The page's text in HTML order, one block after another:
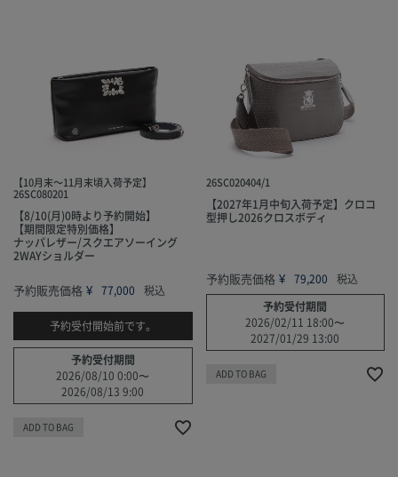
【10月末～11月末頃入荷予定】
26SC080201
【8/10(月)0時より予約開始】
【期間限定特別価格】
ナッパレザー/スクエアソーイング
2WAYショルダー
予約販売価格 ¥ 77,000 税込
予約受付開始前です。
予約受付期間
2026/08/10 0:00〜
2026/08/13 9:00
ADD TO BAG
26SC020404/1
【2027年1月中旬入荷予定】クロコ
型押し2026クロスボディ
予約販売価格 ¥ 79,200
税込
予約受付期間
2026/02/11 18:00〜
2027/01/29 13:00
ADD TO BAG